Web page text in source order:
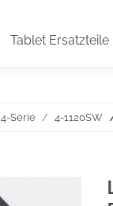
Tablet Ersatzteile
4-Serie 4-1120SW